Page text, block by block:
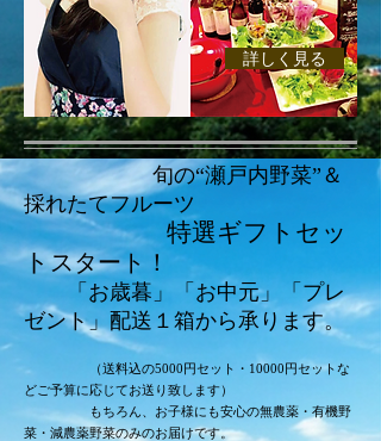
詳しく見る
旬の“瀬戸内野菜”＆
採れたてフルーツ
特選ギフトセッ
トスタート！
「お歳暮」「お中元」「プレ
ゼント」配送１箱から承ります。
（送料込の5000円セット・10000円セットな
どご予算に応じてお送り致します）
もちろん、お子様にも安心の無農薬・有機野
菜・減農薬野菜のみのお届けです。